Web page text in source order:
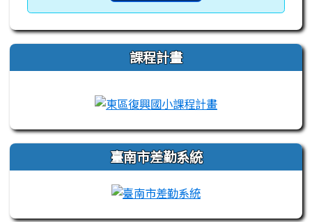
課程計畫
link to http://
臺南市差勤系統